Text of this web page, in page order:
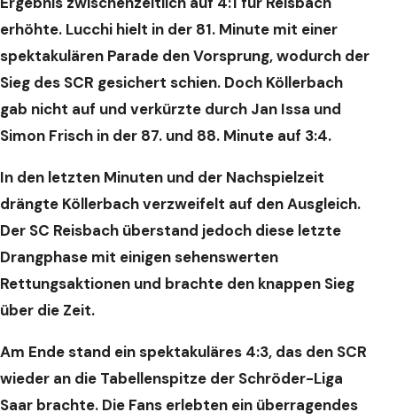
erhöhte. Lucchi hielt in der 81. Minute mit einer
spektakulären Parade den Vorsprung, wodurch der
Sieg des SCR gesichert schien. Doch Köllerbach
gab nicht auf und verkürzte durch Jan Issa und
Simon Frisch in der 87. und 88. Minute auf 3:4.
In den letzten Minuten und der Nachspielzeit
drängte Köllerbach verzweifelt auf den Ausgleich.
Der SC Reisbach überstand jedoch diese letzte
Drangphase mit einigen sehenswerten
Rettungsaktionen und brachte den knappen Sieg
über die Zeit.
Am Ende stand ein spektakuläres 4:3, das den SCR
wieder an die Tabellenspitze der Schröder-Liga
Saar brachte. Die Fans erlebten ein überragendes